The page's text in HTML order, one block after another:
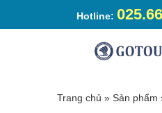
Hotline:
Trang chủ » Sản phẩm